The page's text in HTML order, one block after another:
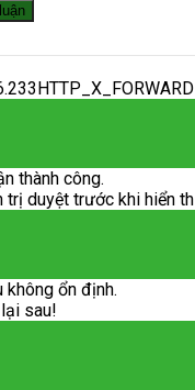
thành công.
trị duyệt trước khi hiển
ổn định.
sau!